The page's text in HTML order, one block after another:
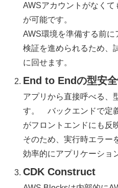
AWSアカウントがなく
が可能です。
AWS環境を準備する前
検証を進められるため、
に回せます。
End to Endの型安
アプリから直接呼べる、
す。 バックエンドで定
がフロントエンドにも反
そのため、実行時エラー
効率的にアプリケーショ
CDK Construct